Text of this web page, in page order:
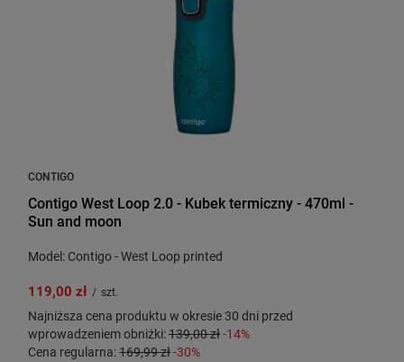
CONTIGO
Contigo West Loop 2.0 - Kubek termiczny - 470ml -
Sun and moon
Model: Contigo - West Loop printed
119,00 zł / szt.
Najniższa cena produktu w okresie 30 dni przed
wprowadzeniem obniżki:139,00 zł-14%
Cena regularna:169,99 zł-30%